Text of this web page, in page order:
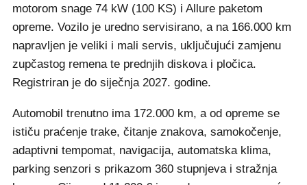
motorom snage 74 kW (100 KS) i Allure paketom
opreme. Vozilo je uredno servisirano, a na 166.000 km
napravljen je veliki i mali servis, uključujući zamjenu
zupčastog remena te prednjih diskova i pločica.
Registriran je do siječnja 2027. godine.
Automobil trenutno ima 172.000 km, a od opreme se
ističu praćenje trake, čitanje znakova, samokočenje,
adaptivni tempomat, navigacija, automatska klima,
parking senzori s prikazom 360 stupnjeva i stražnja